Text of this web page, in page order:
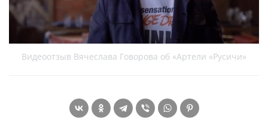
Видеоотзыв Вячеслава Говорова об «Артели «Русичи»